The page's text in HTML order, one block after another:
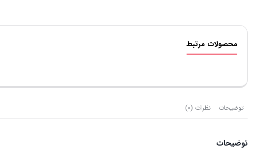
محصولات مرتبط
توضیحات نظرات (0)
توضیحات